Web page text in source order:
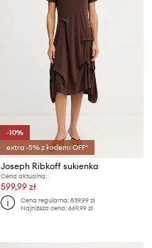
-10%
extra -5% z kodem: OFF*
Joseph Ribkoff sukienka
Cena aktualna:
599,99 zł
Cena regularna:839,99 zł
Najniższa cena:669,99 zł